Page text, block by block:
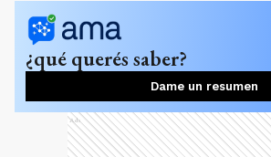
¿qué querés saber?
Dame un resumen
Ads